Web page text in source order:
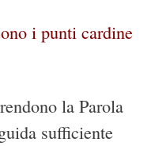
i punti cardine
la Parola
sufficiente